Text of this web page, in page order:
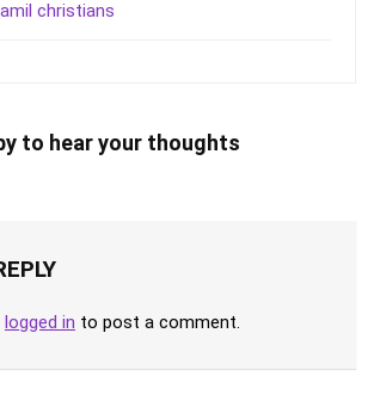
christians
to hear your thoughts
logged in to post a comment.